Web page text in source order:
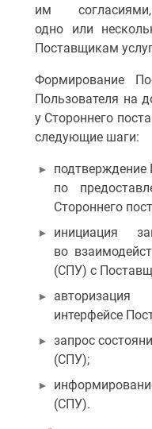
им
одно или
Поставщикам
Формирование
Пользователя на
у Стороннего
следующие шаги:
подтверждение
по
Стороннего
инициация
во
(СПУ) с
интерфейсе
запрос
(СПУ);
(СПУ).